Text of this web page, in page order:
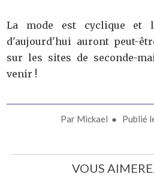
La mode est cyclique et
d'aujourd'hui auront peut-
sur les sites de seconde-
venir !
Par Mickael ● Publié
VOUS